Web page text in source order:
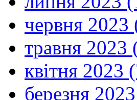
червня 2023
травня 2023
квітня 2023
березня